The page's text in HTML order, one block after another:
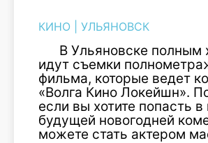
КИНО УЛЬЯНОВСК
В Ульяновске полным
идут съемки
фильма, которые ведет
«Волга Кино Локейшн».
если вы хотите попасть в
будущей новогодней
можете стать актером